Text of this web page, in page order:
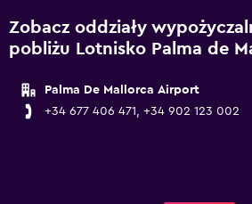
Zobacz oddziały
pobliżu Lotnisko Palma de
Palma De Mallorca Airport
+34 677 406 471, +34 902 123 002